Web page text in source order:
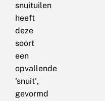
snuituilen
heeft
deze
soort
een
opvallende
'snuit',
gevormd